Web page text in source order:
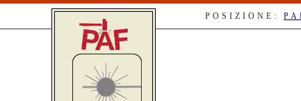
POSIZIONE: